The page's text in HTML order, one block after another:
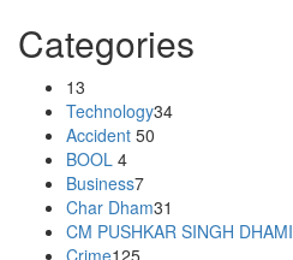
Categories
13
Technology34
Accident 50
BOOL 4
Business7
Char Dham31
CM PUSHKAR SINGH DHAMI
Crime125